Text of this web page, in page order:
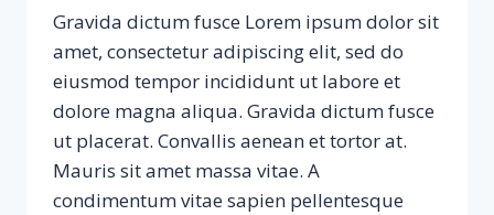
Gravida dictum fusce Lorem ipsum dolor sit
amet, consectetur adipiscing elit, sed do
eiusmod tempor incididunt ut labore et
dolore magna aliqua. Gravida dictum fusce
ut placerat. Convallis aenean et tortor at.
Mauris sit amet massa vitae. A
condimentum vitae sapien pellentesque